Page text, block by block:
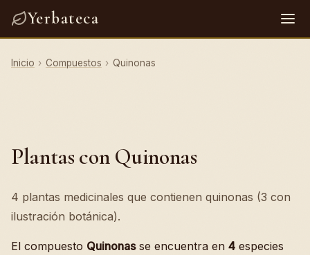
Yerbateca
Inicio › Compuestos › Quinonas
Plantas con Quinonas
4 plantas medicinales que contienen quinonas (3 con
ilustración botánica).
El compuesto Quinonasse encuentra en 4 especies